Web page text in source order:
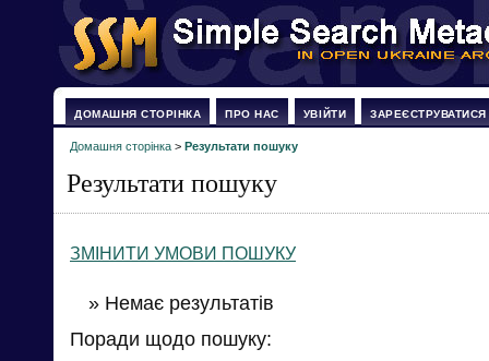
ДОМАШНЯ СТОРІНКА ПРО НАС УВІЙТИ ЗАРЕЄСТРУВАТИСЯ
Домашня сторінка > Результати пошуку
Результати пошуку
ЗМІНИТИ УМОВИ ПОШУКУ
» Немає результатів
Поради щодо пошуку: